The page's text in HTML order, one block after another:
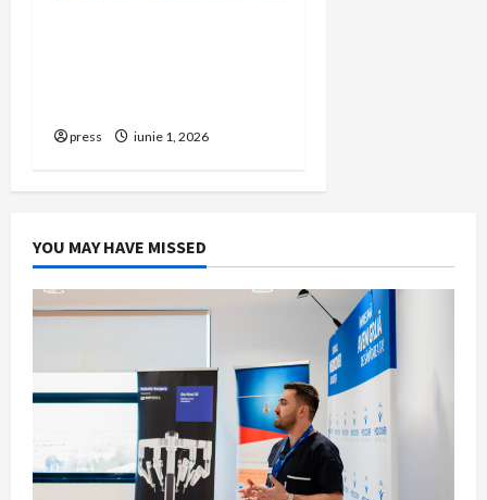
press iunie 1, 2026
YOU MAY HAVE MISSED